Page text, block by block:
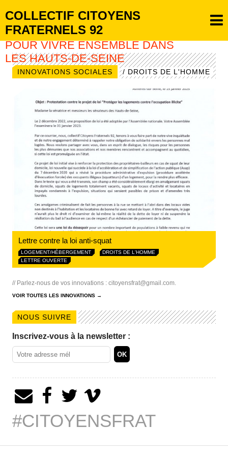
COLLECTIF CITOYENS
FRATERNELS 92
POUR VIVRE ENSEMBLE DANS
LES HAUTS-DE-SEINE
INNOVATIONS SOCIALES / DROITS DE L'HOMME
Lettre contre la loi anti-squat
LOGEMENT/HÉBERGEMENT
DROITS DE L'HOMME
LETTRE OUVERTE
// Parlez-nous de vos innovations : citoyensfrat@gmail.com.
VOIR TOUTES LES INNOVATIONS →
NOUS SUIVRE
Inscrivez-vous à la newsletter :
#CITOYENSFRAT